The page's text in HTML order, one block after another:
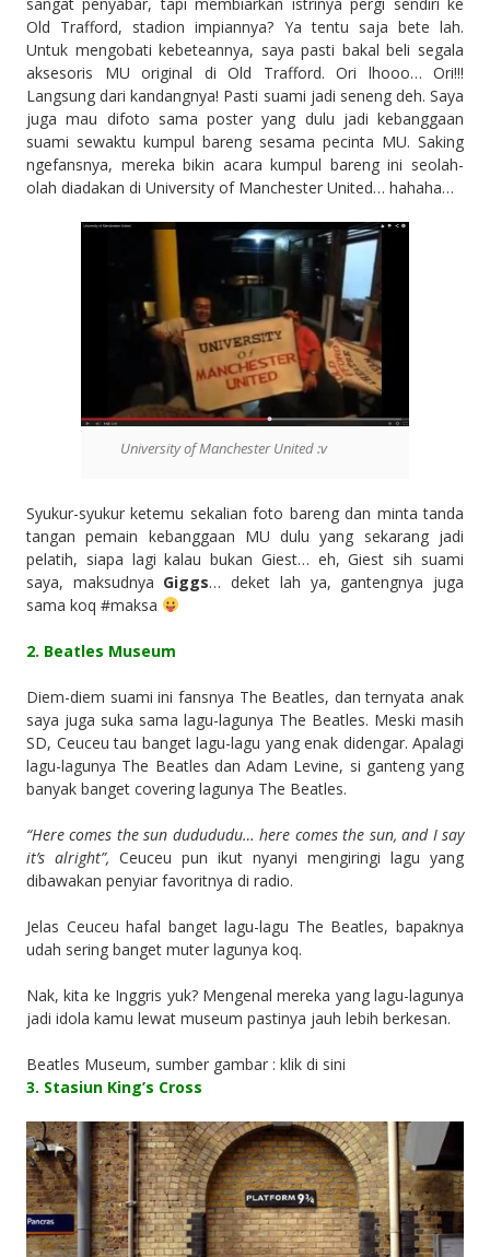
Old Trafford, stadion impiannya? Ya tentu saja bete lah.
Untuk mengobati kebeteannya, saya pasti bakal beli segala
aksesoris MU original di Old Trafford. Ori lhooo… Ori!!!
Langsung dari kandangnya! Pasti suami jadi seneng deh. Saya
juga mau difoto sama poster yang dulu jadi kebanggaan
suami sewaktu kumpul bareng sesama pecinta MU. Saking
ngefansnya, mereka bikin acara kumpul bareng ini seolah-
olah diadakan di University of Manchester United… hahaha…
University of Manchester United :v
Syukur-syukur ketemu sekalian foto bareng dan minta tanda
tangan pemain kebanggaan MU dulu yang sekarang jadi
pelatih, siapa lagi kalau bukan Giest… eh, Giest sih suami
saya, maksudnya Giggs… deket lah ya, gantengnya juga
sama koq #maksa
2. Beatles Museum
Diem-diem suami ini fansnya The Beatles, dan ternyata anak
saya juga suka sama lagu-lagunya The Beatles. Meski masih
SD, Ceuceu tau banget lagu-lagu yang enak didengar. Apalagi
lagu-lagunya The Beatles dan Adam Levine, si ganteng yang
banyak banget covering lagunya The Beatles.
“Here comes the sun dudududu… here comes the sun, and I say
it’s alright”, Ceuceu pun ikut nyanyi mengiringi lagu yang
dibawakan penyiar favoritnya di radio.
Jelas Ceuceu hafal banget lagu-lagu The Beatles, bapaknya
udah sering banget muter lagunya koq.
Nak, kita ke Inggris yuk? Mengenal mereka yang lagu-lagunya
jadi idola kamu lewat museum pastinya jauh lebih berkesan.
Beatles Museum, sumber gambar : klik di sini
3. Stasiun King’s Cross